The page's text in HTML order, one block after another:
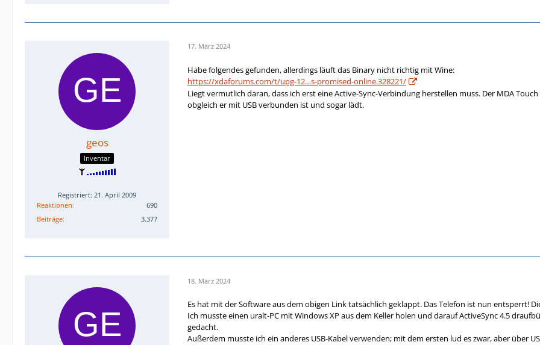
geos
Inventar
Registriert: 21. April 2009
Reaktionen
690
Beiträge
3.377
17. März 2024
Habe folgendes gefunden, allerdings läuft das Binary nicht richtig mit Wine:
https://xdaforums.com/t/upg-12…s-promised-online.328221/
Liegt vermutlich daran, dass ich erst eine Active-Sync-Verbindung herstellen muss. Der MDA
obgleich er mit USB verbunden ist und sogar lädt.
18. März 2024
Es hat mit der Software aus dem obigen Link tatsächlich geklappt. Das Telefon ist nun entsperrt!
Ich musste einen uralt-PC mit Windows XP aus dem Keller holen und darauf ActiveSync 4.5
gedacht.
Außerdem musste ich ein anderes USB-Kabel verwenden; mit dem ersten lud es zwar, aber über